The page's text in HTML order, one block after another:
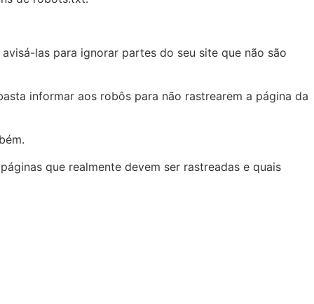
las para ignorar partes do seu site que não são
informar aos robôs para não rastrearem a página da
que realmente devem ser rastreadas e quais